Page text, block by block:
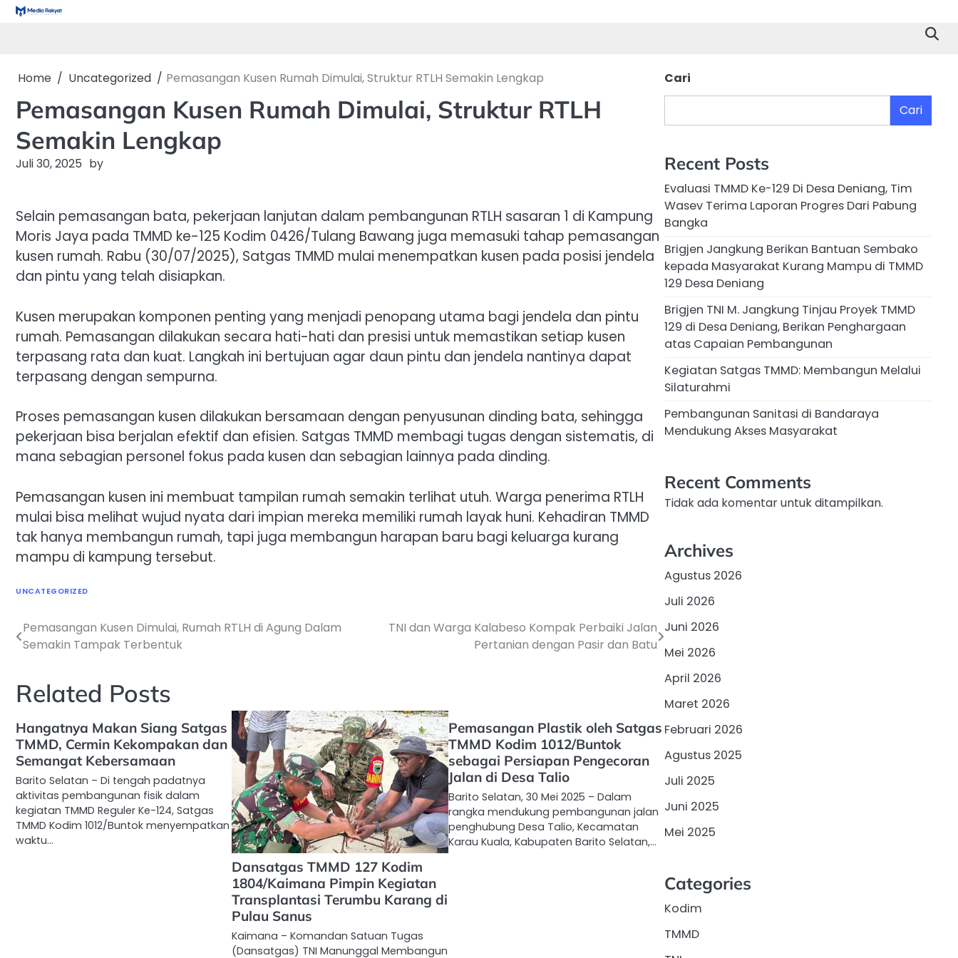
Skip
Home Uncategorized Pemasangan Kusen Rumah Dimulai, Struktur RTLH Semakin Lengkap
Pemasangan Kusen Rumah Dimulai, Struktur RTLH
Semakin Lengkap
Juli 30, 2025 by
Selain pemasangan bata, pekerjaan lanjutan dalam pembangunan RTLH sasaran 1 di Kampung
Moris Jaya pada TMMD ke-125 Kodim 0426/Tulang Bawang juga memasuki tahap pemasangan
kusen rumah. Rabu (30/07/2025), Satgas TMMD mulai menempatkan kusen pada posisi jendela
dan pintu yang telah disiapkan.
Kusen merupakan komponen penting yang menjadi penopang utama bagi jendela dan pintu
rumah. Pemasangan dilakukan secara hati-hati dan presisi untuk memastikan setiap kusen
terpasang rata dan kuat. Langkah ini bertujuan agar daun pintu dan jendela nantinya dapat
terpasang dengan sempurna.
Proses pemasangan kusen dilakukan bersamaan dengan penyusunan dinding bata, sehingga
pekerjaan bisa berjalan efektif dan efisien. Satgas TMMD membagi tugas dengan sistematis, di
mana sebagian personel fokus pada kusen dan sebagian lainnya pada dinding.
Pemasangan kusen ini membuat tampilan rumah semakin terlihat utuh. Warga penerima RTLH
mulai bisa melihat wujud nyata dari impian mereka memiliki rumah layak huni. Kehadiran TMMD
tak hanya membangun rumah, tapi juga membangun harapan baru bagi keluarga kurang
mampu di kampung tersebut.
UNCATEGORIZED
Navigasi
Pemasangan Kusen Dimulai, Rumah RTLH di Agung Dalam
Semakin Tampak Terbentuk
TNI dan Warga Kalabeso Kompak Perbaiki Jalan
Pertanian dengan Pasir dan Batu
Related Posts
Hangatnya Makan Siang Satgas
TMMD, Cermin Kekompakan dan
Semangat Kebersamaan
Barito Selatan – Di tengah padatnya
aktivitas pembangunan fisik dalam
kegiatan TMMD Reguler Ke-124, Satgas
TMMD Kodim 1012/Buntok menyempatkan
waktu…
Dansatgas TMMD 127 Kodim
1804/Kaimana Pimpin Kegiatan
Transplantasi Terumbu Karang di
Pulau Sanus
Kaimana – Komandan Satuan Tugas
(Dansatgas) TNI Manunggal Membangun
Pemasangan Plastik oleh Satgas
TMMD Kodim 1012/Buntok
sebagai Persiapan Pengecoran
Jalan di Desa Talio
Barito Selatan, 30 Mei 2025 – Dalam
rangka mendukung pembangunan jalan
penghubung Desa Talio, Kecamatan
Karau Kuala, Kabupaten Barito Selatan,…
Cari
Cari
Recent Posts
Evaluasi TMMD Ke-129 Di Desa Deniang, Tim
Wasev Terima Laporan Progres Dari Pabung
Bangka
Brigjen Jangkung Berikan Bantuan Sembako
kepada Masyarakat Kurang Mampu di TMMD
129 Desa Deniang
Brigjen TNI M. Jangkung Tinjau Proyek TMMD
129 di Desa Deniang, Berikan Penghargaan
atas Capaian Pembangunan
Kegiatan Satgas TMMD: Membangun Melalui
Silaturahmi
Pembangunan Sanitasi di Bandaraya
Mendukung Akses Masyarakat
Recent Comments
Tidak ada komentar untuk ditampilkan.
Archives
Agustus 2026
Juli 2026
Juni 2026
Mei 2026
April 2026
Maret 2026
Februari 2026
Agustus 2025
Juli 2025
Juni 2025
Mei 2025
Categories
Kodim
TMMD